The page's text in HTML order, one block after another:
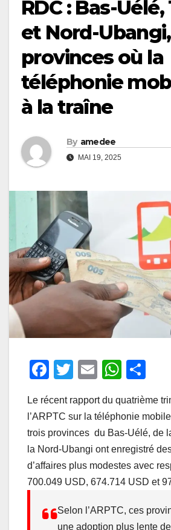
RDC : Bas-
et Nord-
provinces où la
téléphonie
à la traîne
By amedee
MAI 19, 2025
F
c
e
b
o
o
k
T
tt
er
E
ail
W
at
s
A
p
p
ta
g
er
Le récent rapport du quatrième
l’ARPTC sur la téléphonie
trois provinces du Bas-Uélé, de
la Nord-Ubangi ont enregistré
d’affaires plus modestes avec
700.049 USD, 674.714 USD et
Selon l’ARPTC, ces
une adoption plus lente